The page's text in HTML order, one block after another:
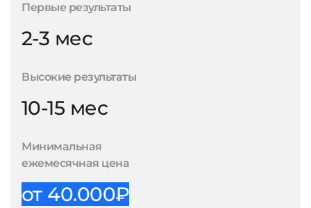
Первые результаты
2-3 мес
Высокие результаты
10-15 мес
Минимальная
ежемесячная цена
от 40.000₽